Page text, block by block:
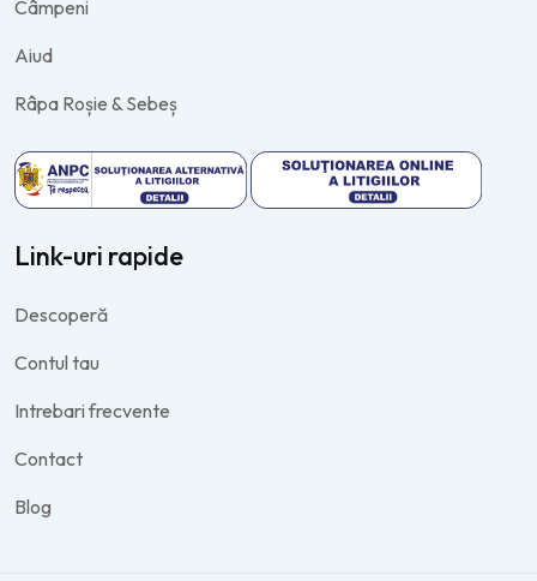
Câmpeni
Aiud
Râpa Roșie & Sebeș
Link-uri rapide
Descoperă
Contul tau
Intrebari frecvente
Contact
Blog